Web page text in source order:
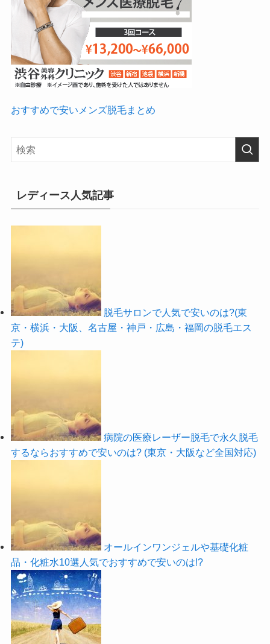
おすすめで安いメンズ脱毛まとめ
レディース人気記事
脱毛サロンで人気で安いのは?(東
京・横浜・大阪、名古屋・神戸・広島・福岡の脱毛エス
テ)
病院の医療レーザー脱毛で永久脱毛
するならおすすめで安いのは? (東京・大阪など全国対応)
オールインワンジェルや基礎化粧
品・化粧水10選人気でおすすめで安いのは!?